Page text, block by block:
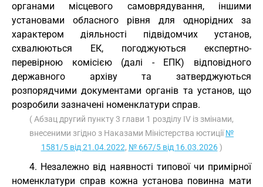
органами місцевого самоврядування, іншими
установами обласного рівня для однорідних за
характером діяльності підвідомчих установ,
схвалюються ЕК, погоджуються експертно-
перевірною комісією (далі - ЕПК) відповідного
державного архіву та затверджуються
розпорядчими документами органів та установ, що
розробили зазначені номенклатури справ.
( Абзац другий пункту 3 глави 1 розділу IV із змінами,
внесеними згідно з Наказами Міністерства юстиції№
1581/5 від 21.04.2022, № 667/5 від 16.03.2026)
4. Незалежно від наявності типової чи примірної
номенклатури справ кожна установа повинна мати